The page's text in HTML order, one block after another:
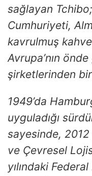
sağlayan
Cumhuriyeti,
kavrulmuş
Avrupa’nın
şirketlerinden
1949’da
uyguladığı
sayesinde, 2012
ve Çevresel
yılındaki